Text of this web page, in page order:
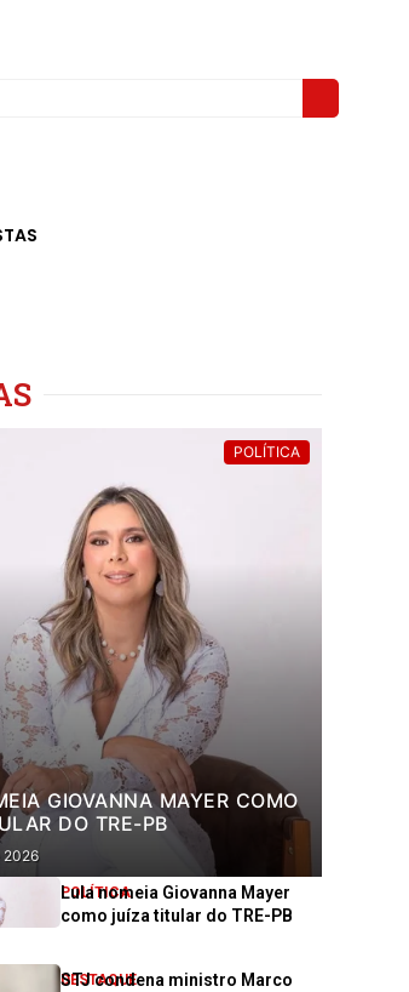
POLÍTICA
GIOVANNA MAYER COMO
DO TRE-PB
2026
POLÍTICA
Lula nomeia Giovanna Mayer
como juíza titular do TRE-PB
DESTAQUE
STJ condena ministro Marco